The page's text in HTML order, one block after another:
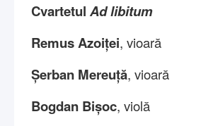
Cvartetul Ad libitum
Remus Azoiței, vioară
Șerban Mereuță, vioară
Bogdan Bișoc, violă